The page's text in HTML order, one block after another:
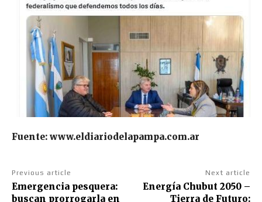
Fuente: www.eldiariodelapampa.com.ar
Previous article
Emergencia pesquera:
buscan prorrogarla en
Next article
Energía Chubut 2050 –
Tierra de Futuro: